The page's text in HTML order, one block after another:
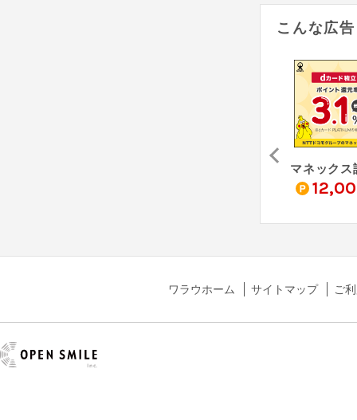
こんな広
ワラウホーム サイトマップ ご